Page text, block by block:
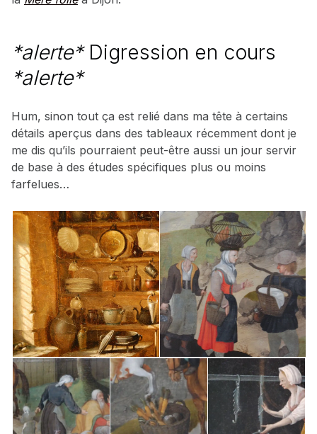
*alerte*Digression en cours
*alerte*
Hum, sinon tout ça est relié dans ma tête à certains
détails aperçus dans des tableaux récemment dont je
me dis qu’ils pourraient peut-être aussi un jour servir
de base à des études spécifiques plus ou moins
farfelues…